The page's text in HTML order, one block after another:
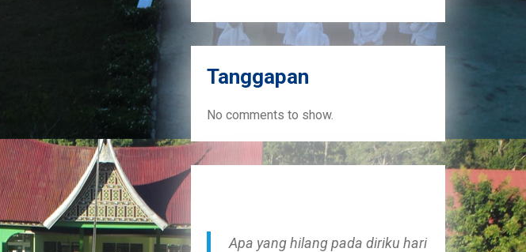
Tanggapan
No comments to show.
Apa yang hilang pada diriku hari